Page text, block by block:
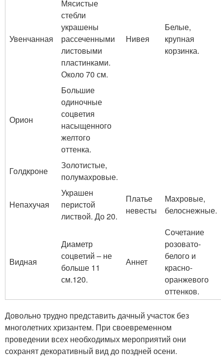
Увенчанная
Мясистые
стебли
украшены
рассеченными
листовыми
пластинками.
Около 70 см.
Нивея
Белые,
крупная
корзинка.
Орион
Большие
одиночные
соцветия
насыщенного
желтого
оттенка.
Голдкроне
Золотистые,
полумахровые.
Непахучая
Украшен
перистой
листвой. До 20.
Платье
невесты
Махровые,
белоснежные.
Видная
Диаметр
соцветий – не
больше 11
см.120.
Аннет
Сочетание
розовато-
белого и
красно-
оранжевого
оттенков.
Довольно трудно представить дачный участок без
многолетних хризантем. При своевременном
проведении всех необходимых мероприятий они
сохранят декоративный вид до поздней осени.